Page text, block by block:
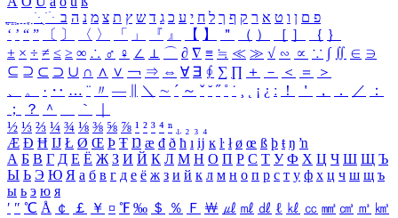
ִֶֹ ֻּ ׁׂ פ ם ן ו ט א ר ק ף ך ל ח י ע כ ג ד ש ץ ת צ מ נ ה ב
‘ ’ “ ” 〔 〕 〈 〉 「 」 『 』 【 】 ＂ （ ） ［ ］ ｛ ｝
± × ÷ ≠ ≤ ≥ ∞ ∴ ♂ ♀ ∠ ⊥ ⌒ ∂ ∇ ≡ ≒ ≪ ≫ √ ∽ ∝ ∵ ∫ ∬ ∈ ∋
⊆ ⊇ ⊂ ⊃ ∪ ∩ ∧ ∨ ￢ ⇒ ⇔ ∀ ∃ ∮ ∑ ∏ ＋ － ＜ ＝
＞
、
。 · ‥ … ¨ 〃 ― ＼ ∼ ´ ～ ˇ ˘ ˝ ˚ ˙ ¸ ¡ ¿ ː ！ ＇ ， ． ／
：
；
？ ＾ ｀
½ ⅓ ⅔ ¼ ¾ ⅛ ⅜ ⅝ ⅞ ¹ ² ³ ⁴ ⁿ ₁ ₂ ₃ ₄
Æ Ð Ħ Ĳ Ł Ø Œ Þ Ŧ Ŋ æ đ ð ħ ı ĳ ĸ ŀ ł ø œ ß þ ŧ ŋ ŉ
А Б В Г Д Е Ё Ж З И Й К Л М Н О П Р С Т У Ф Х Ц Ч Ш Щ Ъ
Ы Ь Э Ю Я а б в г д е ё ж з и й к л м н о п р с т у ф х ц ч ш щ ъ
ы ь э ю я
′ ″ ℃ Å ￠ ￡ ￥ ¤ ℉ ‰ ＄ ％ Ｆ ￦ ㎕ ㎖ ㎗ ℓ ㎘ ㏄ ㎣ ㎤ ㎥ ㎦